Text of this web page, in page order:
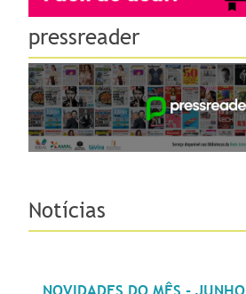
pressreader
Notícias